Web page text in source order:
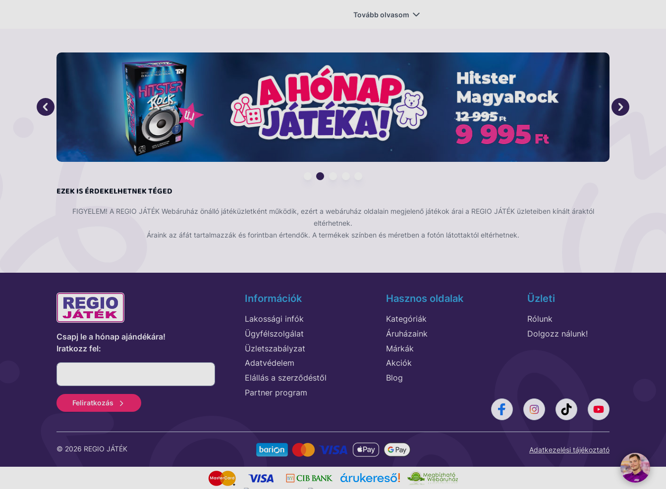
nyomokat, értelmezzétek a bűnjeleket és ha biztosan tudjátok, hogy ki volt az elkövető, tiétek a
győzelem. A kedves kis logikai társasjátékot akár egyedül is játszhatjátok, de sokan is
csatlakozhatnak (6 készletbe 6 cica karakter van). Egy igazán szórakoztató családi társasjáték
vár rátok egyre nehezebb feladványokkal, hogy a nagyobbak se maradjanak izgalmas kihívások
nélkül. Készen álltok a nyomozásra? Cicás kalandra fel! Ideális ajándék azoknak akik szeretik a
társasjátékokat, na és persze a cicákat. Ez a kártyajáték lehetőséget ad a koncentrációra, a
figyelemre, a logikai összefüggések keresésére, és mindezt igazán szórakoztató formában.
Tovább olvasom
EZEK IS ÉRDEKELHETNEK TÉGED
FIGYELEM! A REGIO JÁTÉK Webáruház önálló játéküzletként működik, ezért a webáruház oldalain megjelenő játékok árai a REGIO JÁTÉK üzleteiben kínált áraktól
eltérhetnek.
Áraink az áfát tartalmazzák és forintban értendők. A termékek színben és méretben a fotón látottaktól eltérhetnek.
Csapj le a hónap ajándékára!
Iratkozz fel:
Feliratkozás
Információk
Lakossági infók
Ügyfélszolgálat
Üzletszabályzat
Adatvédelem
Elállás a szerződéstől
Partner program
Hasznos oldalak
Kategóriák
Áruházaink
Márkák
Akciók
Blog
Üzleti
Rólunk
Dolgozz nálunk!
© 2026 REGIO JÁTÉK Adatkezelési tájékoztató